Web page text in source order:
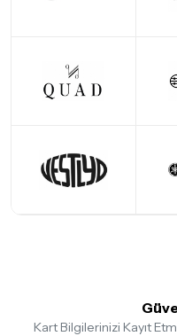
Kart Bilgilerinizi Kayıt